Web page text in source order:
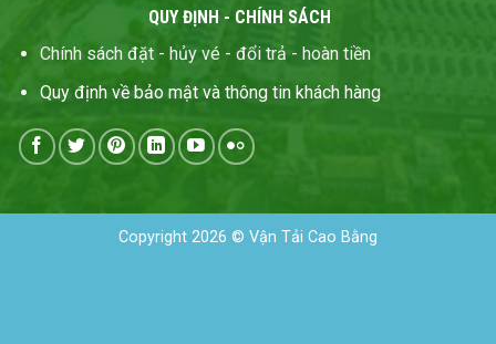
QUY ĐỊNH - CHÍNH SÁCH
Chính sách đặt - hủy vé - đổi trả - hoàn tiền
Quy định về bảo mật và thông tin khách hàng
Copyright 2026 © Vận Tải Cao Bằng